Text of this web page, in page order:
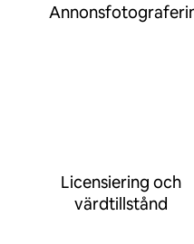
Licensiering och
värdtillstånd